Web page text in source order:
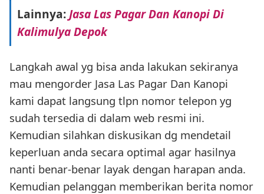
Lainnya:Jasa Las Pagar Dan Kanopi Di
Kalimulya Depok
Langkah awal yg bisa anda lakukan sekiranya
mau mengorder Jasa Las Pagar Dan Kanopi
kami dapat langsung tlpn nomor telepon yg
sudah tersedia di dalam web resmi ini.
Kemudian silahkan diskusikan dg mendetail
keperluan anda secara optimal agar hasilnya
nanti benar-benar layak dengan harapan anda.
Kemudian pelanggan memberikan berita nomor